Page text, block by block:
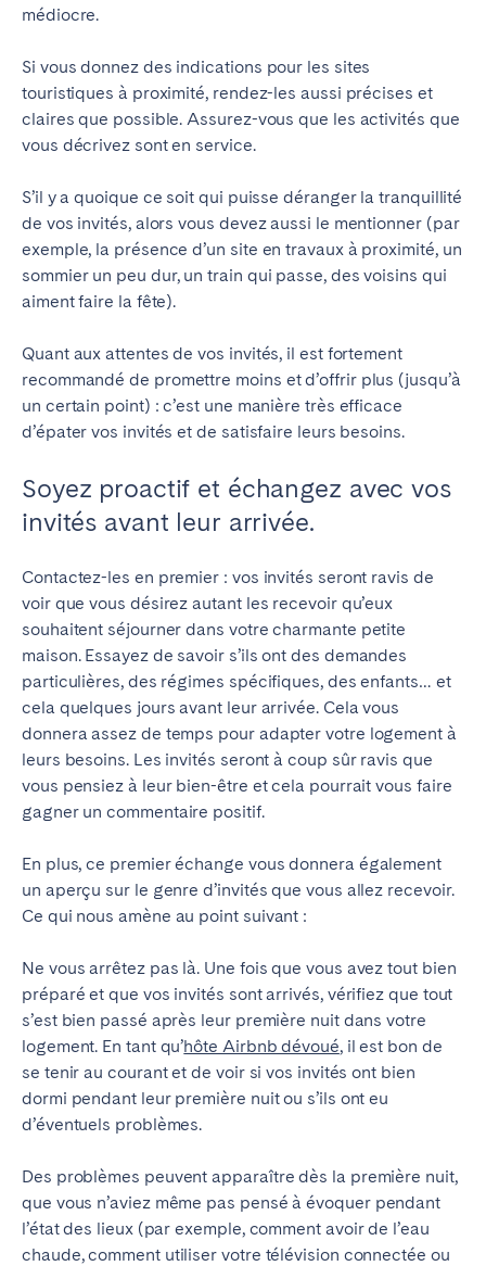
médiocre.
Si vous donnez des indications pour les sites
touristiques à proximité, rendez-les aussi précises et
claires que possible. Assurez-vous que les activités que
vous décrivez sont en service.
S’il y a quoique ce soit qui puisse déranger la tranquillité
de vos invités, alors vous devez aussi le mentionner (par
exemple, la présence d’un site en travaux à proximité, un
sommier un peu dur, un train qui passe, des voisins qui
aiment faire la fête).
Quant aux attentes de vos invités, il est fortement
recommandé de promettre moins et d’offrir plus (jusqu’à
un certain point) : c’est une manière très efficace
d’épater vos invités et de satisfaire leurs besoins.
Soyez proactif et échangez avec vos
invités avant leur arrivée.
Contactez-les en premier : vos invités seront ravis de
voir que vous désirez autant les recevoir qu’eux
souhaitent séjourner dans votre charmante petite
maison. Essayez de savoir s’ils ont des demandes
particulières, des régimes spécifiques, des enfants… et
cela quelques jours avant leur arrivée. Cela vous
donnera assez de temps pour adapter votre logement à
leurs besoins. Les invités seront à coup sûr ravis que
vous pensiez à leur bien-être et cela pourrait vous faire
gagner un commentaire positif.
En plus, ce premier échange vous donnera également
un aperçu sur le genre d’invités que vous allez recevoir.
Ce qui nous amène au point suivant :
Ne vous arrêtez pas là. Une fois que vous avez tout bien
préparé et que vos invités sont arrivés, vérifiez que tout
s’est bien passé après leur première nuit dans votre
logement. En tant qu’hôte Airbnb dévoué, il est bon de
se tenir au courant et de voir si vos invités ont bien
dormi pendant leur première nuit ou s’ils ont eu
d’éventuels problèmes.
Des problèmes peuvent apparaître dès la première nuit,
que vous n’aviez même pas pensé à évoquer pendant
l’état des lieux (par exemple, comment avoir de l’eau
chaude, comment utiliser votre télévision connectée ou